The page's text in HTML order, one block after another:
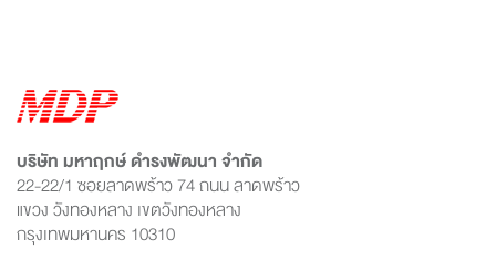
บริษัท มหาฤกษ์ ดำรงพัฒนา จำกัด
22-22/1 ซอยลาดพร้าว 74 ถนน ลาดพร้าว
แขวง วังทองหลาง เขตวังทองหลาง
กรุงเทพมหานคร 10310